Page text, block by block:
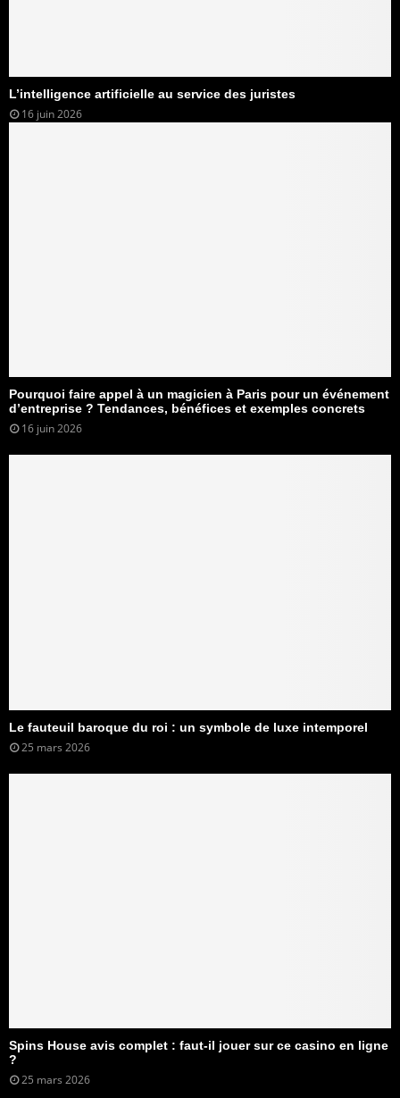
L’intelligence artificielle au service des juristes
16 juin 2026
Pourquoi faire appel à un magicien à Paris pour un événement
d’entreprise ? Tendances, bénéfices et exemples concrets
16 juin 2026
Le fauteuil baroque du roi : un symbole de luxe intemporel
25 mars 2026
Spins House avis complet : faut-il jouer sur ce casino en ligne
?
25 mars 2026